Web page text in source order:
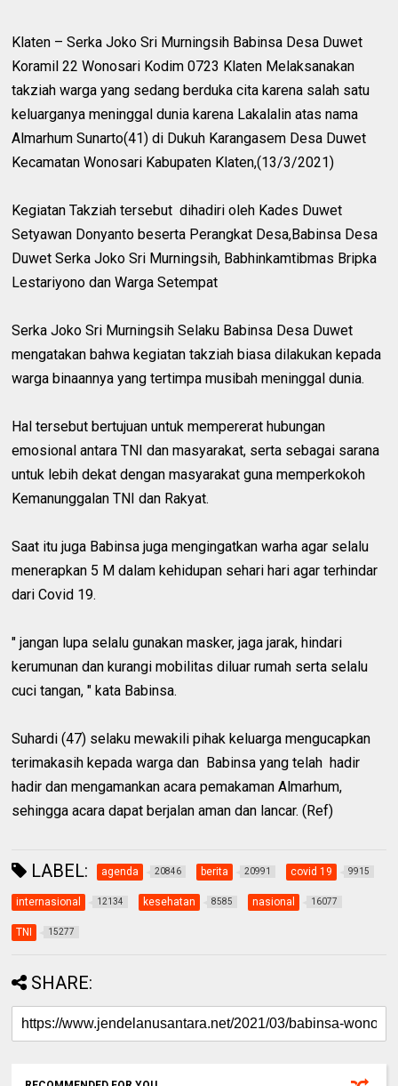
Klaten – Serka Joko Sri Murningsih Babinsa Desa Duwet
Koramil 22 Wonosari Kodim 0723 Klaten Melaksanakan
takziah warga yang sedang berduka cita karena salah satu
keluarganya meninggal dunia karena Lakalalin atas nama
Almarhum Sunarto(41) di Dukuh Karangasem Desa Duwet
Kecamatan Wonosari Kabupaten Klaten,(13/3/2021)
Kegiatan Takziah tersebut dihadiri oleh Kades Duwet
Setyawan Donyanto beserta Perangkat Desa,Babinsa Desa
Duwet Serka Joko Sri Murningsih, Babhinkamtibmas Bripka
Lestariyono dan Warga Setempat
Serka Joko Sri Murningsih Selaku Babinsa Desa Duwet
mengatakan bahwa kegiatan takziah biasa dilakukan kepada
warga binaannya yang tertimpa musibah meninggal dunia.
Hal tersebut bertujuan untuk mempererat hubungan
emosional antara TNI dan masyarakat, serta sebagai sarana
untuk lebih dekat dengan masyarakat guna memperkokoh
Kemanunggalan TNI dan Rakyat.
Saat itu juga Babinsa juga mengingatkan warha agar selalu
menerapkan 5 M dalam kehidupan sehari hari agar terhindar
dari Covid 19.
" jangan lupa selalu gunakan masker, jaga jarak, hindari
kerumunan dan kurangi mobilitas diluar rumah serta selalu
cuci tangan, " kata Babinsa.
Suhardi (47) selaku mewakili pihak keluarga mengucapkan
terimakasih kepada warga dan Babinsa yang telah hadir
hadir dan mengamankan acara pemakaman Almarhum,
sehingga acara dapat berjalan aman dan lancar. (Ref)
LABEL: agenda 20846 berita 20991 covid 19 9915
internasional 12134 kesehatan 8585 nasional 16077
TNI 15277
SHARE: